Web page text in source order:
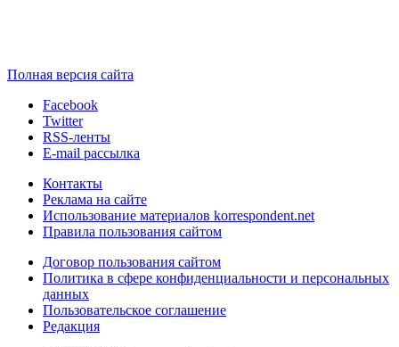
Полная версия сайта
Facebook
Twitter
RSS-ленты
E-mail рассылка
Контакты
Реклама на сайте
Использование материалов korrespondent.net
Правила пользования сайтом
Договор пользования сайтом
Политика в сфере конфиденциальности и персональных
данных
Пользовательское соглашение
Редакция